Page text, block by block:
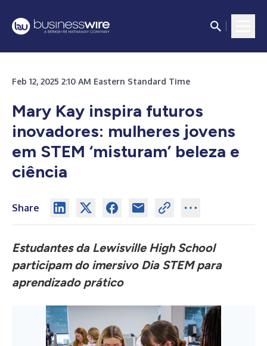
Feb 12, 2025 2:10 AM Eastern Standard Time
Mary Kay inspira futuros
inovadores: mulheres jovens
em STEM ‘misturam’ beleza e
ciência
Share
Estudantes da Lewisville High School
participam do imersivo Dia STEM para
aprendizado prático